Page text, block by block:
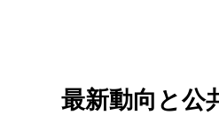
最新動向と公